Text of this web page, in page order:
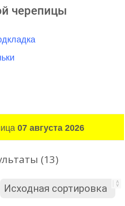
черепицы
07 августа 2026
(13)